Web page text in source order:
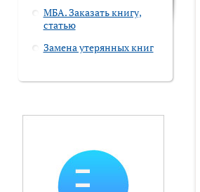
МБА. Заказать книгу,
статью
Замена утерянных книг